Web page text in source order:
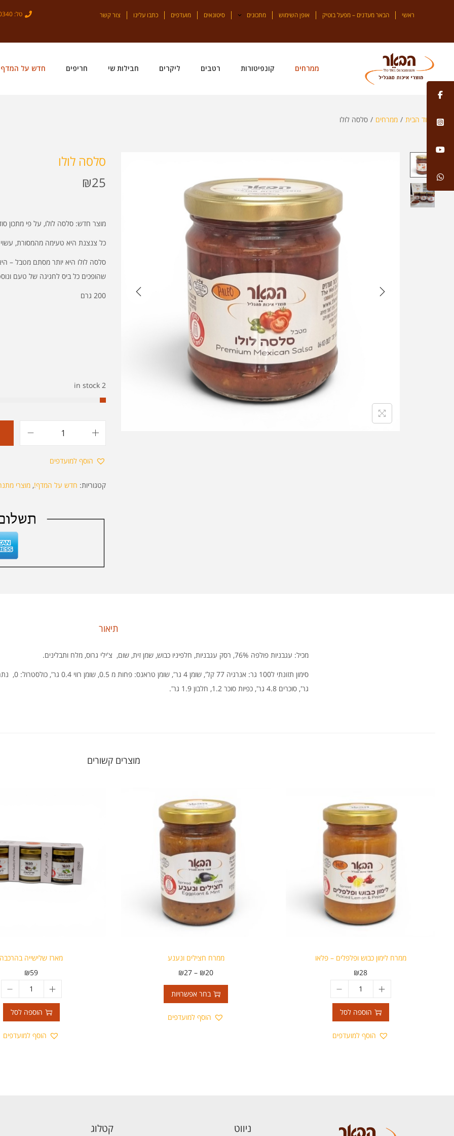
ראשי הבאר מעדנים – מפעל בוטיק אופן השימוש מתכונים סיטונאים מועדפים כתבו עלינו צור קשר טל: 04-6930340
ממרחים קונפיטורות רטבים ליקרים חבילות שי חריפים חדש על
עמוד הבית / ממרחים / סלסה לולו
סלסה לולו
₪25
מוצר חדש: סלסה לולו, על פי מתכון
כל צנצנת היא טעימה מהמסורת,
סלסה לולו היא יותר מסתם מטבל –
שהופכים כל ביס לחגיגה של טעם
200 גרם
2 in stock
הוסף למועדפים
קטגוריות: חדש על המדף!, מוצרי
תיאור
מכיל: עגבניות פולפה 76%, רסק עגבניות, חלפיניו כבוש, שמן זית, שום, צ'ילי גרוס, מלח ותבלינים.
גר', סוכרים 4.8 גר', כפיות סוכר 1.2, חלבון 1.9 גר'.
מוצרים קשורים
ממרח לימון כבוש ופלפלים – פלאו
₪28
הוספה לסל
הוסף למועדפים
ממרח חצילים ונענע
₪20
–
₪27
בחר אפשרויות
הוסף למועדפים
מארז שלישייה בהרכבה
₪59
הוספה לסל
הוסף למועדפים
ניווט קטלוג